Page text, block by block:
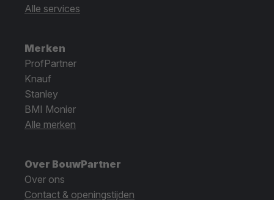
Alle services
Merken
ProfPartner
Knauf
Stanley
BMI Monier
Alle merken
Over BouwPartner
Over ons
Contact & openingstijden